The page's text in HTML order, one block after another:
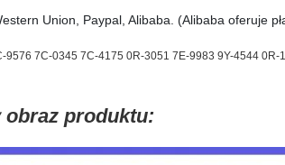
Union, Paypal, Alibaba. (Alibaba oferuje
obraz produktu: